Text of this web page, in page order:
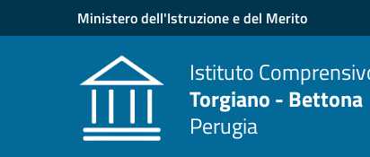
Vai ai contenuti
Vai al menu di navigazione
Ministero dell'Istruzione e del Merito
Istituto
Torgiano - Bettona
Perugia